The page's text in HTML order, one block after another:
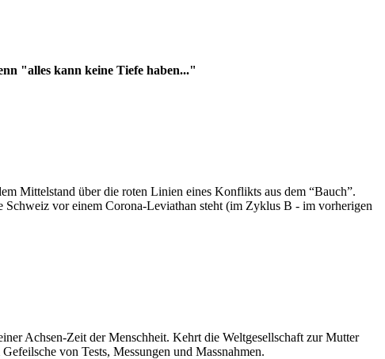
"alles kann keine Tiefe haben..."
Mittelstand über die roten Linien eines Konflikts aus dem “Bauch”.
Schweiz vor einem Corona-Leviathan steht (im Zyklus B - im vorherigen
Achsen-Zeit der Menschheit. Kehrt die Weltgesellschaft zur Mutter
von Tests, Messungen und Massnahmen.